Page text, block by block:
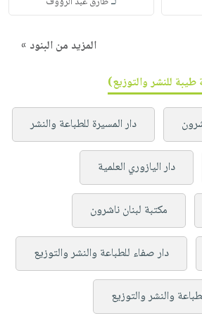
المزيد من البنود »
للنشر والتوزيع)
دار المسيرة للطباعة والنشر
دار اليازوري العلمية
مكتبة لبنان ناشرون
دار صفاء للطباعة والنشر والتوزيع
والنشر والتوزيع